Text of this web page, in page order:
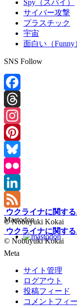
Spy（スパイ）
サイバー攻撃
プラスチック
宇宙
面白い（Funny
SNS Follow
Facebook
Threads
Instagram
Pinterest
Bluesky
Flickr
LinkedIn
Feed
Mastodon
Meta
サイト管理
ログアウト
投稿フィード
コメントフィ
ウクライナに関する
© Nobuyuki Kokai
ウクライナに関する
© Nobuyuki Kokai